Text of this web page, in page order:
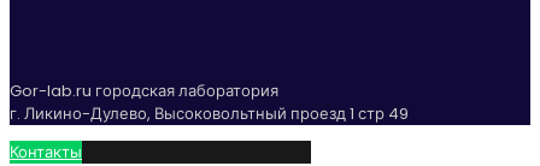
Gor-lab.ru городская лаборатория
г. Ликино-Дулево, Высоковольтный проезд 1 стр 49
Контакты